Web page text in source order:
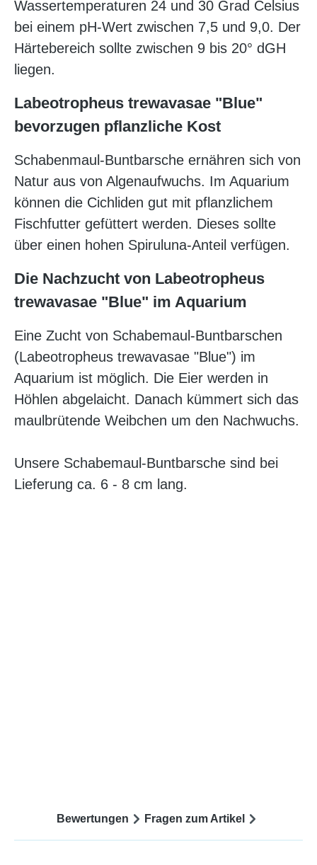
Wassertemperaturen 24 und 30 Grad Celsius
bei einem pH-Wert zwischen 7,5 und 9,0. Der
Härtebereich sollte zwischen 9 bis 20° dGH
liegen.
Labeotropheus trewavasae "Blue"
bevorzugen pflanzliche Kost
Schabenmaul-Buntbarsche ernähren sich von
Natur aus von Algenaufwuchs. Im Aquarium
können die Cichliden gut mit pflanzlichem
Fischfutter gefüttert werden. Dieses sollte
über einen hohen Spiruluna-Anteil verfügen.
Die Nachzucht von Labeotropheus
trewavasae "Blue" im Aquarium
Eine Zucht von Schabemaul-Buntbarschen
(Labeotropheus trewavasae "Blue") im
Aquarium ist möglich. Die Eier werden in
Höhlen abgelaicht. Danach kümmert sich das
maulbrütende Weibchen um den Nachwuchs.
Unsere Schabemaul-Buntbarsche sind bei
Lieferung ca. 6 - 8 cm lang.
Bewertungen Fragen zum Artikel